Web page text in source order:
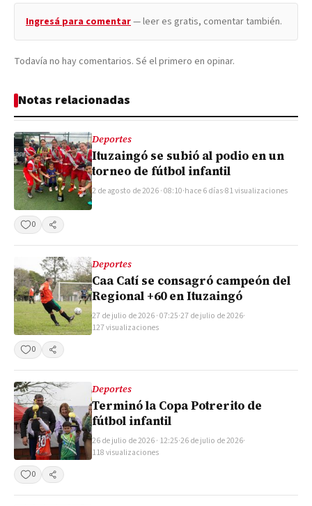
Ingresá para comentar— leer es gratis, comentar también.
Todavía no hay comentarios. Sé el primero en opinar.
Notas relacionadas
Deportes
Ituzaingó se subió al podio en un
torneo de fútbol infantil
2 de agosto de 2026 · 08:10·hace 6 días·81 visualizaciones
0 Compartir
Deportes
Caa Catí se consagró campeón del
Regional +60 en Ituzaingó
27 de julio de 2026 · 07:25·27 de julio de 2026·
127 visualizaciones
0
Compartir
Deportes
Terminó la Copa Potrerito de
fútbol infantil
26 de julio de 2026 · 12:25·26 de julio de 2026·
118 visualizaciones
0
Compartir